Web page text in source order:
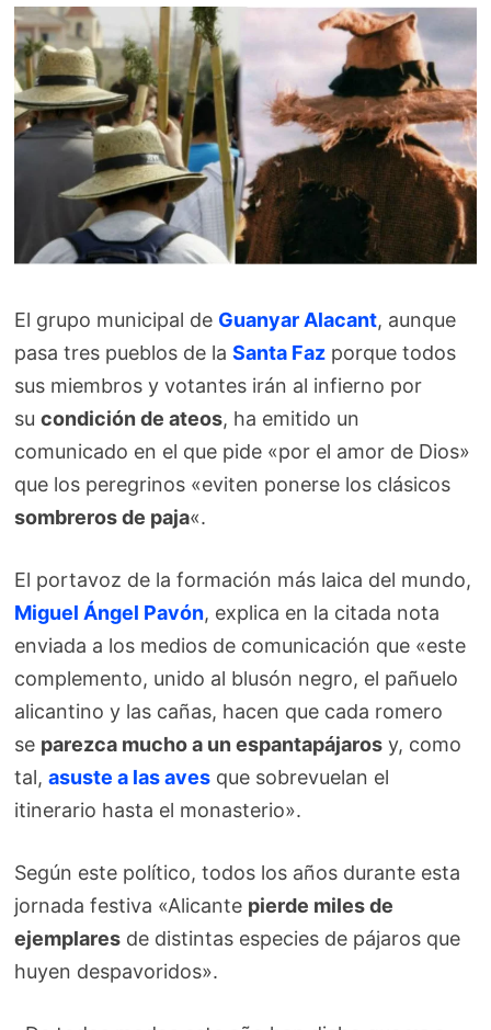
El grupo municipal de Guanyar Alacant, aunque
pasa tres pueblos de laSanta Faz porque todos
sus miembros y votantes irán al infierno por
sucondición de ateos, ha emitido un
comunicado en el que pide «por el amor de Dios»
que los peregrinos «eviten ponerse los clásicos
sombreros de paja«.
El portavoz de la formación más laica del mundo,
Miguel Ángel Pavón, explica en la citada nota
enviada a los medios de comunicación que «este
complemento, unido al blusón negro, el pañuelo
alicantino y las cañas, hacen que cada romero
se parezca mucho a un espantapájaros y, como
tal,asuste a las aves que sobrevuelan el
itinerario hasta el monasterio».
Según este político, todos los años durante esta
jornada festiva «Alicante pierde miles de
ejemplares de distintas especies de pájaros que
huyen despavoridos».